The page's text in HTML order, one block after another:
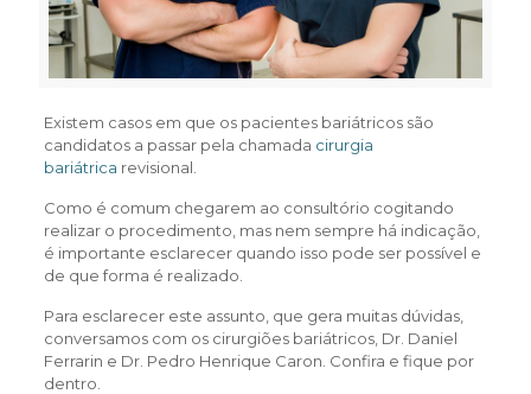
Existem casos em que os pacientes bariátricos são
candidatos a passar pela chamada cirurgia
bariátrica revisional.
Como é comum chegarem ao consultório cogitando
realizar o procedimento, mas nem sempre há indicação,
é importante esclarecer quando isso pode ser possível e
de que forma é realizado.
Para esclarecer este assunto, que gera muitas dúvidas,
conversamos com os cirurgiões bariátricos, Dr. Daniel
Ferrarin e Dr. Pedro Henrique Caron. Confira e fique por
dentro.